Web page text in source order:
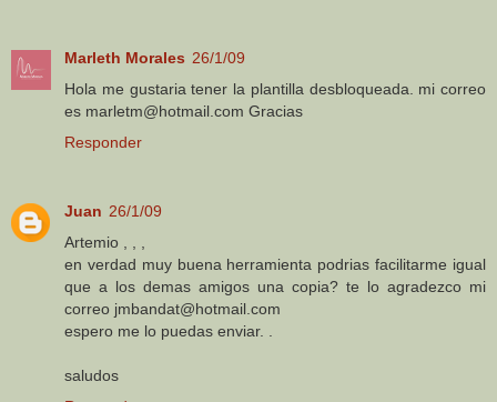
Marleth Morales 26/1/09
Hola me gustaria tener la plantilla desbloqueada. mi correo
es marletm@hotmail.com Gracias
Responder
Juan 26/1/09
Artemio , , ,
en verdad muy buena herramienta podrias facilitarme igual
que a los demas amigos una copia? te lo agradezco mi
correo jmbandat@hotmail.com
espero me lo puedas enviar. .
saludos